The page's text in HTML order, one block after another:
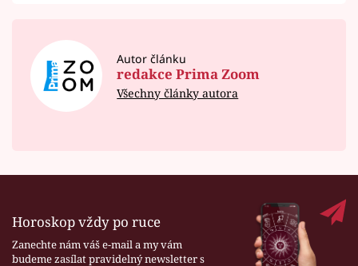
Autor článku
redakce Prima Zoom
Všechny články autora
Horoskop vždy po ruce
Zanechte nám váš e-mail a my vám
budeme zasílat pravidelný newsletter s